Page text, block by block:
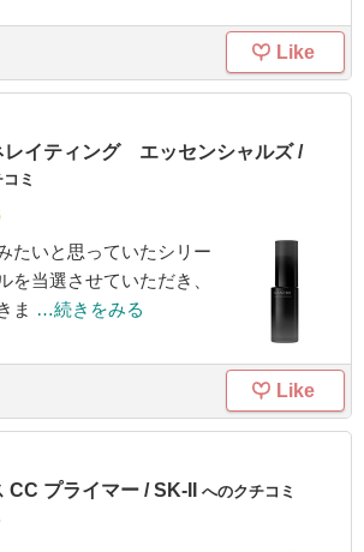
Like
イティング エッセンシャルズ /
ミ
たいと思っていたシリー
を当選させていただき、
ま …続きをみる
Like
CC プライマー / SK-II へのクチコミ